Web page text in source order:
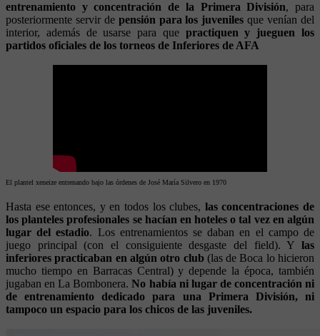
entrenamiento y concentración de la Primera División, para
posteriormente servir de pensión para los juveniles que venían del
interior, además de usarse para que practiquen y jueguen los
partidos oficiales de los torneos de Inferiores de AFA
El plantel xeneize entrenando bajo las órdenes de José María Silvero en 1970
Hasta ese entonces, y en todos los clubes, las concentraciones de
los planteles profesionales se hacían en hoteles o tal vez en algún
lugar del estadio. Los entrenamientos se daban en el campo de
juego principal (con el consiguiente desgaste del field). Y las
inferiores practicaban en algún otro club (las de Boca lo hicieron
mucho tiempo en Barracas Central) y depende la época, también
jugaban en La Bombonera.No había ni lugar de concentración ni
de entrenamiento dedicado para una Primera División, ni
tampoco un espacio para los chicos de las juveniles.